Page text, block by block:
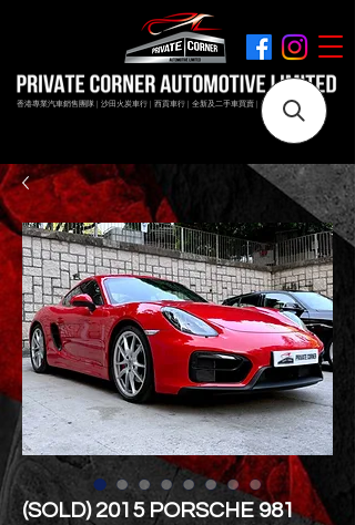
香港專業汽車銷售團隊 | 沙田火炭車行 | 西貢車行 | 全新及二手車買賣 | 最短時間極速成交
(SOLD) 2015 PORSCHE 981